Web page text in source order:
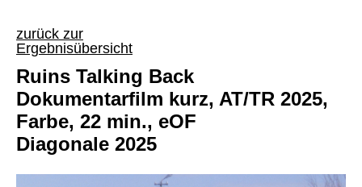
zurück zur
Ergebnisübersicht
Ruins Talking Back
Dokumentarfilm kurz, AT/TR 2025,
Farbe, 22 min., eOF
Diagonale 2025